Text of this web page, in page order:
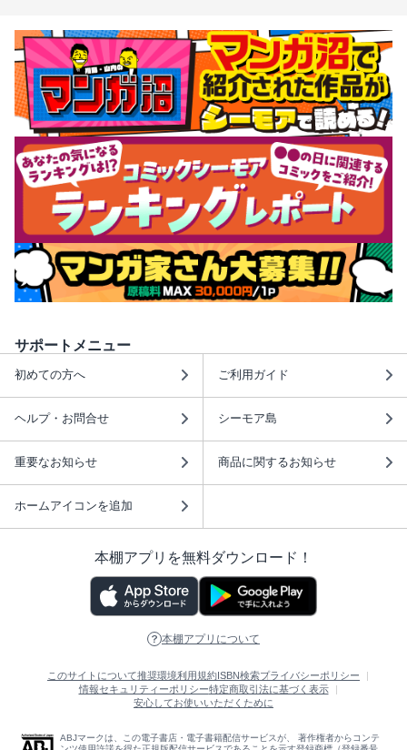
サポートメニュー
初めての方へ ご利用ガイド
ヘルプ・お問合せ シーモア島
重要なお知らせ 商品に関するお知らせ
ホームアイコンを追加
本棚アプリを無料ダウンロード！
本棚アプリについて
このサイトについて推奨環境利用規約ISBN検索プライバシーポリシー
情報セキュリティーポリシー特定商取引法に基づく表示
安心してお使いいただくために
ABJマークは、この電子書店・電子書籍配信サービスが、 著作権者からコンテ